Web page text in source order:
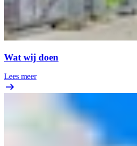
Wat wij doen
Lees meer